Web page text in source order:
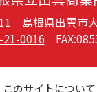
島根県出雲市
0016
このサイトについて